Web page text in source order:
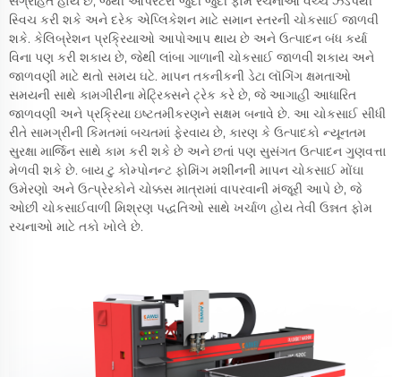
સ્વિચ કરી શકે અને દરેક એપ્લિકેશન માટે સમાન સ્તરની ચોકસાઈ જાળવી
શકે. કેલિબ્રેશન પ્રક્રિયાઓ આપોઆપ થાય છે અને ઉત્પાદન બંધ કર્યા
વિના પણ કરી શકાય છે, જેથી લાંબા ગાળાની ચોકસાઈ જાળવી શકાય અને
જાળવણી માટે થતો સમય ઘટે. માપન તકનીકની ડેટા લૉગિંગ ક્ષમતાઓ
સમયની સાથે કામગીરીના મેટ્રિક્સને ટ્રેક કરે છે, જે આગાહી આધારિત
જાળવણી અને પ્રક્રિયા ઇષ્ટતમીકરણને સક્ષમ બનાવે છે. આ ચોકસાઈ સીધી
રીતે સામગ્રીની કિંમતમાં બચતમાં ફેરવાય છે, કારણ કે ઉત્પાદકો ન્યૂનતમ
સુરક્ષા માર્જિન સાથે કામ કરી શકે છે અને છતાં પણ સુસંગત ઉત્પાદન ગુણવત્તા
મેળવી શકે છે. બાય ટુ કોમ્પોનન્ટ ફોમિંગ મશીનની માપન ચોકસાઈ મોંઘા
ઉમેરણો અને ઉત્પ્રેરકોને ચોક્કસ માત્રામાં વાપરવાની મંજૂરી આપે છે, જે
ઓછી ચોકસાઈવાળી મિશ્રણ પદ્ધતિઓ સાથે ખર્ચાળ હોય તેવી ઉન્નત ફોમ
રચનાઓ માટે તકો ખોલે છે.